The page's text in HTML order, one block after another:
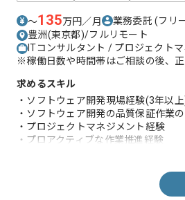
〜135万円／月 業務委託(フリ
豊洲(東京都)/フルリモート
ITコンサルタント / プロジェクト
※稼働日数や時間帯はご相談の後、正
求めるスキル
・ソフトウェア開発現場経験(3年以
・ソフトウェア開発の品質保証作業
・プロジェクトマネジメント経験
・プロアクティブな作業推進経験